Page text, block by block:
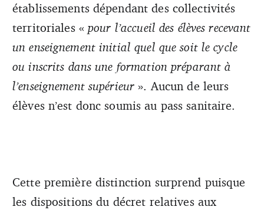
établissements dépendant des collectivités
territoriales «pour l’accueil des élèves recevant
un enseignement initial quel que soit le cycle
ou inscrits dans une formation préparant à
l’enseignement supérieur ». Aucun de leurs
élèves n’est donc soumis au pass sanitaire.
Cette première distinction surprend puisque
les dispositions du décret relatives aux